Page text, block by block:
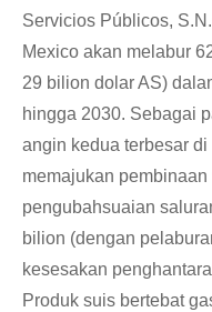
Servicios Públicos,
Mexico akan melabur
29 bilion dolar AS)
hingga 2030. Sebagai
angin kedua terbesar
memajukan
pengubahsuaian
bilion (dengan
kesesakan
Produk suis bertebat